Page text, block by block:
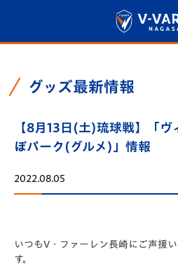
グッズ最新情報
【8月13日(土)琉球戦】「
ぼパーク(グルメ)」情報
2022.08.05
いつもV・ファーレン長崎にご声援
す。